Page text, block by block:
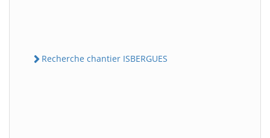
Recherche chantier ISBERGUES